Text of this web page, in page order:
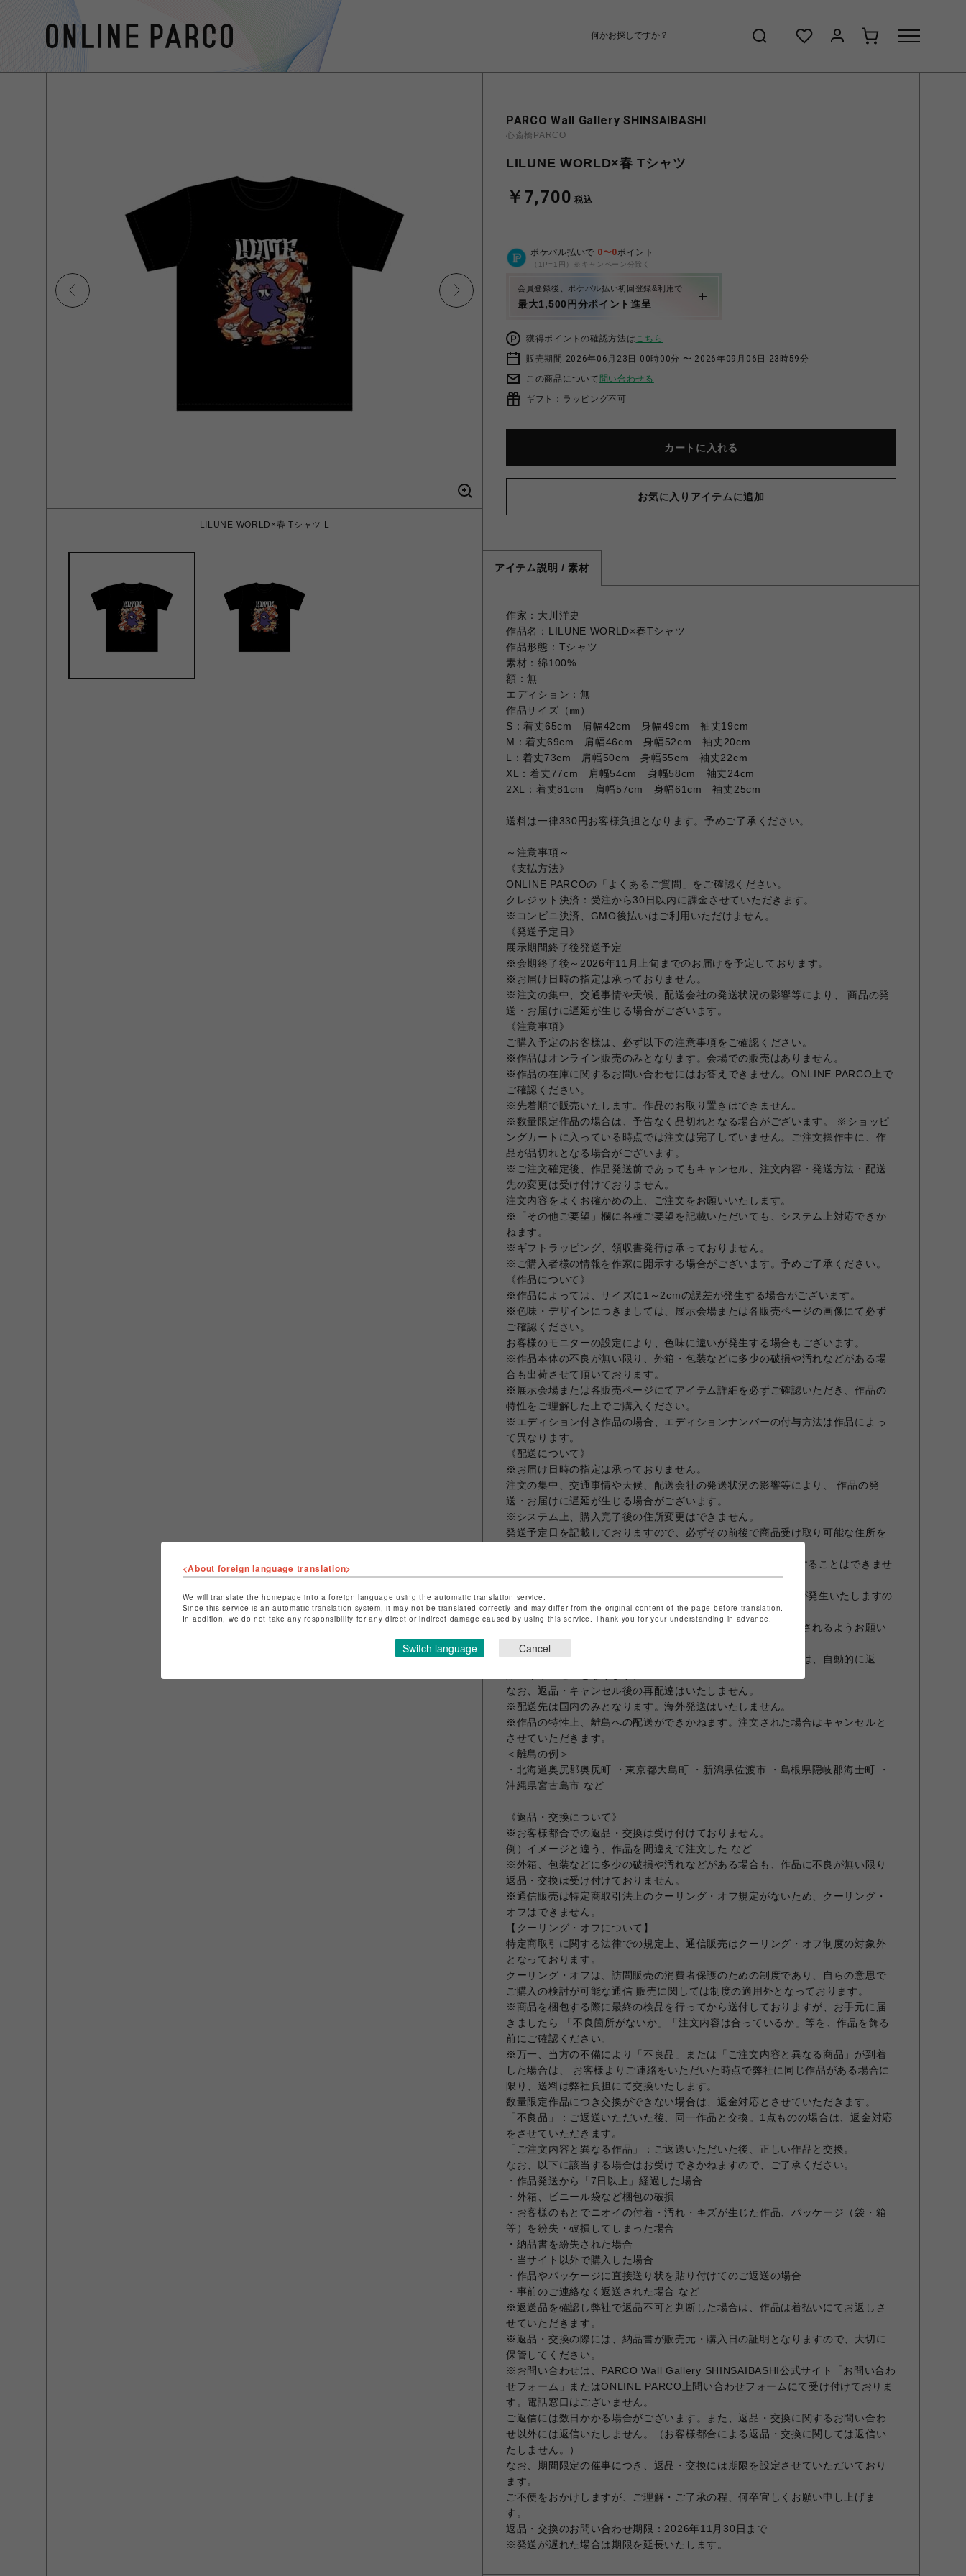
LILUNE WORLD×春 Tシャツ L
PARCO Wall Gallery SHINSAIBASHI
心斎橋PARCO
LILUNE WORLD×春 Tシャツ
￥7,700 税込
ポケパル払いで 0〜0ポイント
（1P=1円）※キャンペーン分除く
会員登録後、ポケパル払い初回登録&利用で
最大1,500円分ポイント進呈
獲得ポイントの確認方法はこちら
販売期間 2026年06月23日 00時00分 〜 2026年09月06日 23時59分
この商品について 問い合わせる
ギフト：ラッピング不可
カートに入れる
お気に入りアイテムに追加
アイテム説明 / 素材
作家：大川洋史
作品名：LILUNE WORLD×春Tシャツ
作品形態：Tシャツ
素材：綿100%
額：無
エディション：無
作品サイズ（㎜）
S：着丈65cm 肩幅42cm 身幅49cm 袖丈19cm
M：着丈69cm 肩幅46cm 身幅52cm 袖丈20cm
L：着丈73cm 肩幅50cm 身幅55cm 袖丈22cm
XL：着丈77cm 肩幅54cm 身幅58cm 袖丈24cm
2XL：着丈81cm 肩幅57cm 身幅61cm 袖丈25cm
送料は一律330円お客様負担となります。予めご了承ください。
～注意事項～
《支払方法》
ONLINE PARCOの「よくあるご質問」をご確認ください。
クレジット決済：受注から30日以内に課金させていただきます。
※コンビニ決済、GMO後払いはご利用いただけません。
《発送予定日》
展示期間終了後発送予定
※会期終了後～2026年11月上旬までのお届けを予定しております。
※お届け日時の指定は承っておりません。
※注文の集中、交通事情や天候、配送会社の発送状況の影響等により、 商品の発
送・お届けに遅延が生じる場合がございます。
《注意事項》
ご購入予定のお客様は、必ず以下の注意事項をご確認ください。
※作品はオンライン販売のみとなります。会場での販売はありません。
※作品の在庫に関するお問い合わせにはお答えできません。ONLINE PARCO上で
ご確認ください。
※先着順で販売いたします。作品のお取り置きはできません。
※数量限定作品の場合は、予告なく品切れとなる場合がございます。 ※ショッピ
ングカートに入っている時点では注文は完了していません。ご注文操作中に、作
品が品切れとなる場合がございます。
※ご注文確定後、作品発送前であってもキャンセル、注文内容・発送方法・配送
先の変更は受け付けておりません。
注文内容をよくお確かめの上、ご注文をお願いいたします。
※「その他ご要望」欄に各種ご要望を記載いただいても、システム上対応できか
ねます。
※ギフトラッピング、領収書発行は承っておりません。
※ご購入者様の情報を作家に開示する場合がございます。予めご了承ください。
《作品について》
※作品によっては、サイズに1～2cmの誤差が発生する場合がございます。
※色味・デザインにつきましては、展示会場または各販売ページの画像にて必ず
ご確認ください。
お客様のモニターの設定により、色味に違いが発生する場合もございます。
※作品本体の不良が無い限り、外箱・包装などに多少の破損や汚れなどがある場
合も出荷させて頂いております。
※展示会場または各販売ページにてアイテム詳細を必ずご確認いただき、作品の
特性をご理解した上でご購入ください。
※エディション付き作品の場合、エディションナンバーの付与方法は作品によっ
て異なります。
《配送について》
※お届け日時の指定は承っておりません。
注文の集中、交通事情や天候、配送会社の発送状況の影響等により、 作品の発
送・お届けに遅延が生じる場合がございます。
※システム上、購入完了後の住所変更はできません。
発送予定日を記載しておりますので、必ずその前後で商品受け取り可能な住所を
※作品は1点ずつ梱包し発送を行うため、作品をまとめて発送することはできませ
ん。
※複数の作品を1度のご注文で決済した際も、作品ごとに送料が発生いたしますの
で、ご了承ください。
※ご注文いただいた作品は、お客様の責任により必ずお引取りされるようお願い
いたします。
万一、保管期間を超えてもお荷物をお引取りいただけない場合は、自動的に返
なお、返品・キャンセル後の再配達はいたしません。
※配送先は国内のみとなります。海外発送はいたしません。
※作品の特性上、離島への配送ができかねます。注文された場合はキャンセルと
させていただきます。
＜離島の例＞
・北海道奥尻郡奥尻町 ・東京都大島町 ・新潟県佐渡市 ・島根県隠岐郡海士町 ・
沖縄県宮古島市 など
《返品・交換について》
※お客様都合での返品・交換は受け付けておりません。
例）イメージと違う、作品を間違えて注文した など
※外箱、包装などに多少の破損や汚れなどがある場合も、作品に不良が無い限り
返品・交換は受け付けておりません。
※通信販売は特定商取引法上のクーリング・オフ規定がないため、クーリング・
オフはできません。
【クーリング・オフについて】
特定商取引に関する法律での規定上、通信販売はクーリング・オフ制度の対象外
となっております。
クーリング・オフは、訪問販売の消費者保護のための制度であり、自らの意思で
ご購入の検討が可能な通信 販売に関しては制度の適用外となっております。
※商品を梱包する際に最終の検品を行ってから送付しておりますが、お手元に届
きましたら 「不良箇所がないか」「注文内容は合っているか」等を、作品を飾る
前にご確認ください。
※万一、当方の不備により「不良品」または「ご注文内容と異なる商品」が到着
した場合は、 お客様よりご連絡をいただいた時点で弊社に同じ作品がある場合に
限り、送料は弊社負担にて交換いたします。
数量限定作品につき交換ができない場合は、返金対応とさせていただきます。
「不良品」：ご返送いただいた後、同一作品と交換。1点ものの場合は、返金対応
をさせていただきます。
「ご注文内容と異なる作品」：ご返送いただいた後、正しい作品と交換。
なお、以下に該当する場合はお受けできかねますので、ご了承ください。
・作品発送から「7日以上」経過した場合
・外箱、ビニール袋など梱包の破損
・お客様のもとでニオイの付着・汚れ・キズが生じた作品、パッケージ（袋・箱
等）を紛失・破損してしまった場合
・納品書を紛失された場合
・当サイト以外で購入した場合
・作品やパッケージに直接送り状を貼り付けてのご返送の場合
・事前のご連絡なく返送された場合 など
※返送品を確認し弊社で返品不可と判断した場合は、作品は着払いにてお返しさ
せていただきます。
※返品・交換の際には、納品書が販売元・購入日の証明となりますので、大切に
保管してください。
※お問い合わせは、PARCO Wall Gallery SHINSAIBASHI公式サイト「お問い合わ
せフォーム」またはONLINE PARCO上問い合わせフォームにて受け付けておりま
す。電話窓口はございません。
ご返信には数日かかる場合がございます。また、返品・交換に関するお問い合わ
せ以外には返信いたしません。（お客様都合による返品・交換に関しては返信い
たしません。）
なお、期間限定の催事につき、返品・交換には期限を設定させていただいており
ます。
ご不便をおかけしますが、ご理解・ご了承の程、何卒宜しくお願い申し上げま
す。
返品・交換のお問い合わせ期限：2026年11月30日まで
※発送が遅れた場合は期限を延長いたします。
<About foreign language translation>
We will translate the homepage into a foreign language using the automatic translation service.
Since this service is an automatic translation system, it may not be translated correctly and may differ from the original content of the page before translation.
In addition, we do not take any responsibility for any direct or indirect damage caused by using this service. Thank you for your understanding in advance.
Switch language Cancel